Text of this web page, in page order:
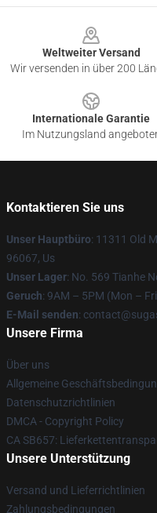
Weltweiter Versand
Wir versenden in über 200
Internationale Garantie
Im Nutzungsland
Kontaktieren Sie uns
Unser Hauptbüro: 11311 Old
96067, Us
Unser Lager: No. 569 Tianhe
Geruch: 9AM – 5PM (Mon –
E-Mail senden:
Unsere Firma
Über uns
Allgemeine
Datenschutzrichtlinien
DMCA - Copyright Policy
CA SB657:
Unsere Unterstützung
Versand und Lieferrichtlinien
Zahlungsbedingungen